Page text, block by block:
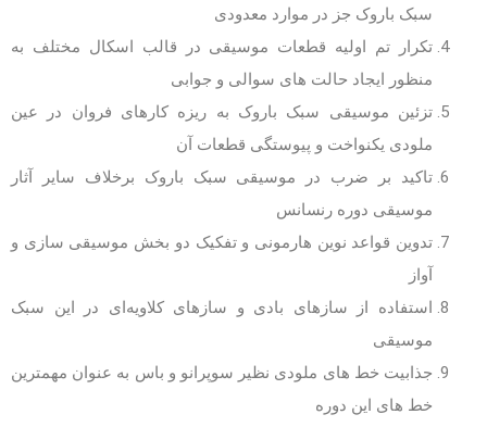
سبک باروک جز در موارد معدودی
تکرار تم اولیه قطعات موسیقی در قالب اسکال مختلف به
منظور ایجاد حالت های سوالی و جوابی
تزئین موسیقی سبک باروک به ریزه کارهای فروان در عین
ملودی یکنواخت و پیوستگی قطعات آن
تاکید بر ضرب در موسیقی سبک باروک برخلاف سایر آثار
موسیقی دوره رنسانس
تدوین قواعد نوین هارمونی و تفکیک دو بخش موسیقی سازی و
آواز
استفاده از سازهای بادی و سازهای کلاویه‌ای در این سبک
موسیقی
جذابیت خط های ملودی نظیر سوپرانو و باس به عنوان مهمترین
خط های این دوره